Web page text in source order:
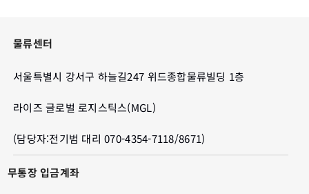
물류센터
서울특별시 강서구 하늘길247 위드종합물류빌딩 1층
라이즈 글로벌 로지스틱스(MGL)
(담당자:전기범 대리 070-4354-7118/8671)
무통장 입금계좌